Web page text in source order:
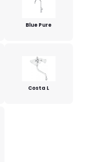
Blue Pure
Costa L